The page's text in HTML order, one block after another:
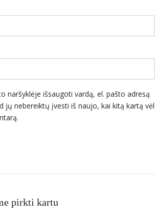
naršyklėje išsaugoti vardą, el. pašto adresą
jų nebereiktų įvesti iš naujo, kai kitą kartą vėl
pirkti kartu